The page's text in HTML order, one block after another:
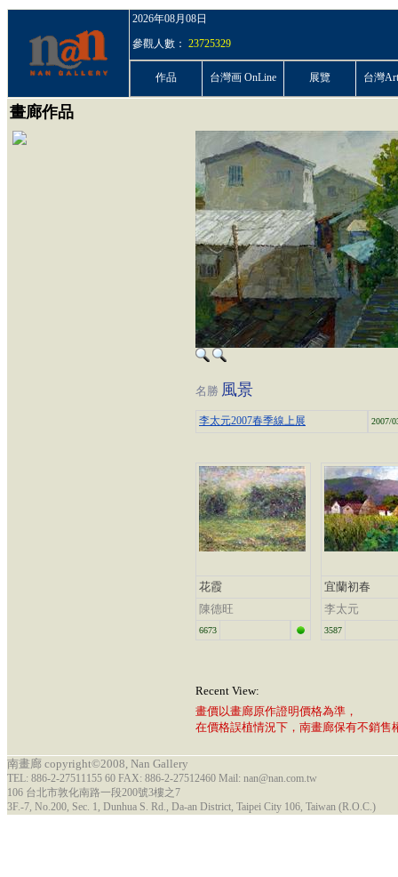
2026年08月08日
參觀人數： 23725329
作品 台灣画 OnLine 展覽 台灣
畫廊作品
名勝 風景
李太元2007春季線上展 2007/
花霞
陳德旺
6673
宜蘭初春
李太元
3587
Recent View:
畫價以畫廊原作證明價格為準，
在價格誤植情況下，南畫廊保有不銷售
南畫廊 copyright©2008, Nan Gallery
TEL: 886-2-27511155 60 FAX: 886-2-27512460 Mail: nan@nan.com.tw
106 台北市敦化南路一段200號3樓之7
3F.-7, No.200, Sec. 1, Dunhua S. Rd., Da-an District, Taipei City 106, Taiwan (R.O.C.)